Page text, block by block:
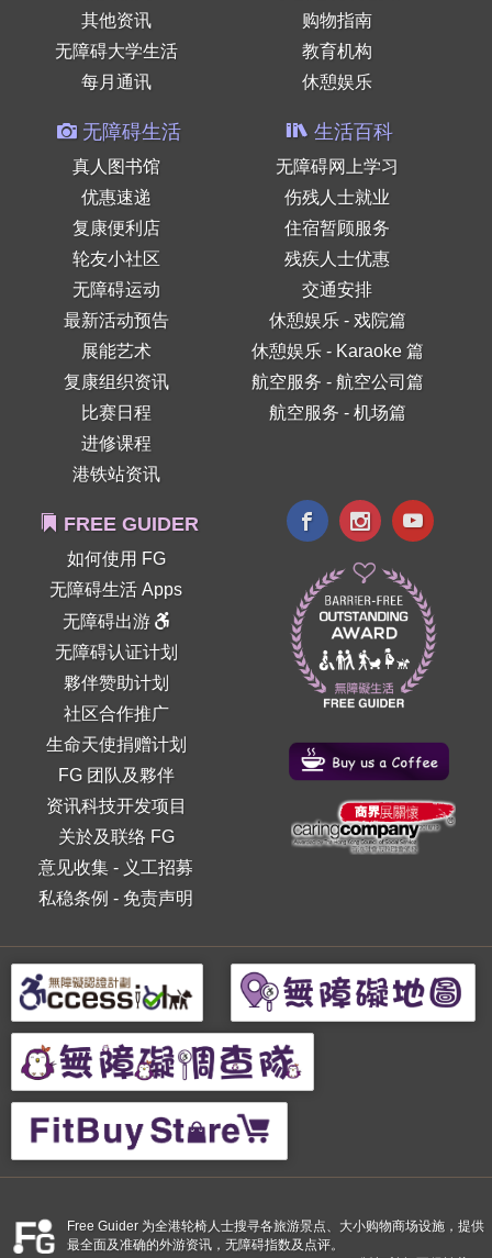
其他资讯
无障碍大学生活
每月通讯
购物指南
教育机构
休憩娱乐
无障碍生活
真人图书馆
优惠速递
复康便利店
轮友小社区
无障碍运动
最新活动预告
展能艺术
复康组织资讯
比赛日程
进修课程
港铁站资讯
生活百科
无障碍网上学习
伤残人士就业
住宿暂顾服务
残疾人士优惠
交通安排
休憩娱乐 - 戏院篇
休憩娱乐 - Karaoke 篇
航空服务 - 航空公司篇
航空服务 - 机场篇
FREE GUIDER
如何使用 FG
无障碍生活 Apps
无障碍出游
无障碍认证计划
夥伴赞助计划
社区合作推广
生命天使捐赠计划
FG 团队及夥伴
资讯科技开发项目
关於及联络 FG
意见收集 - 义工招募
私稳条例 - 免责声明
Free Guider 为全港轮椅人士搜寻各旅游景点、大小购物商场设施，提供
最全面及准确的外游资讯，无障碍指数及点评。